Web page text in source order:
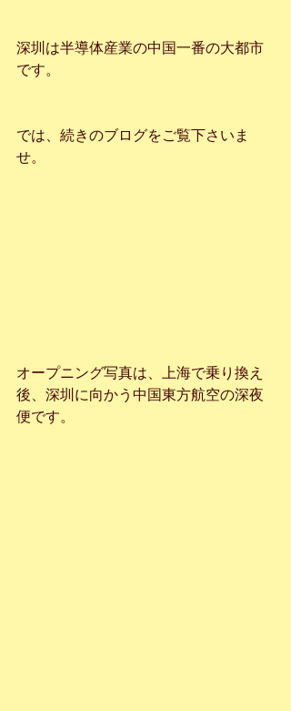
深圳は半導体産業の中国一番の大都市
です。
では、続きのブログをご覧下さいま
せ。
オープニング写真は、上海で乗り換え
後、深圳に向かう中国東方航空の深夜
便です。